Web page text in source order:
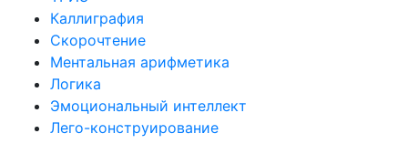
Каллиграфия
Скорочтение
Ментальная арифметика
Логика
Эмоциональный интеллект
Лего-конструирование